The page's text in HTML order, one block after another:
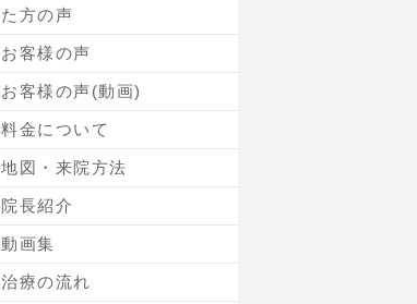
た方の声
お客様の声
お客様の声(動画)
料金について
地図・来院方法
院長紹介
動画集
治療の流れ